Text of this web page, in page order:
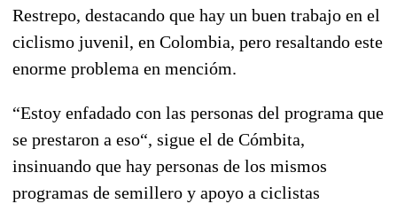
Restrepo, destacando que hay un buen trabajo en el
ciclismo juvenil, en Colombia, pero resaltando este
enorme problema en mencióm.
“Estoy enfadado con las personas del programa que
se prestaron a eso“, sigue el de Cómbita,
insinuando que hay personas de los mismos
programas de semillero y apoyo a ciclistas